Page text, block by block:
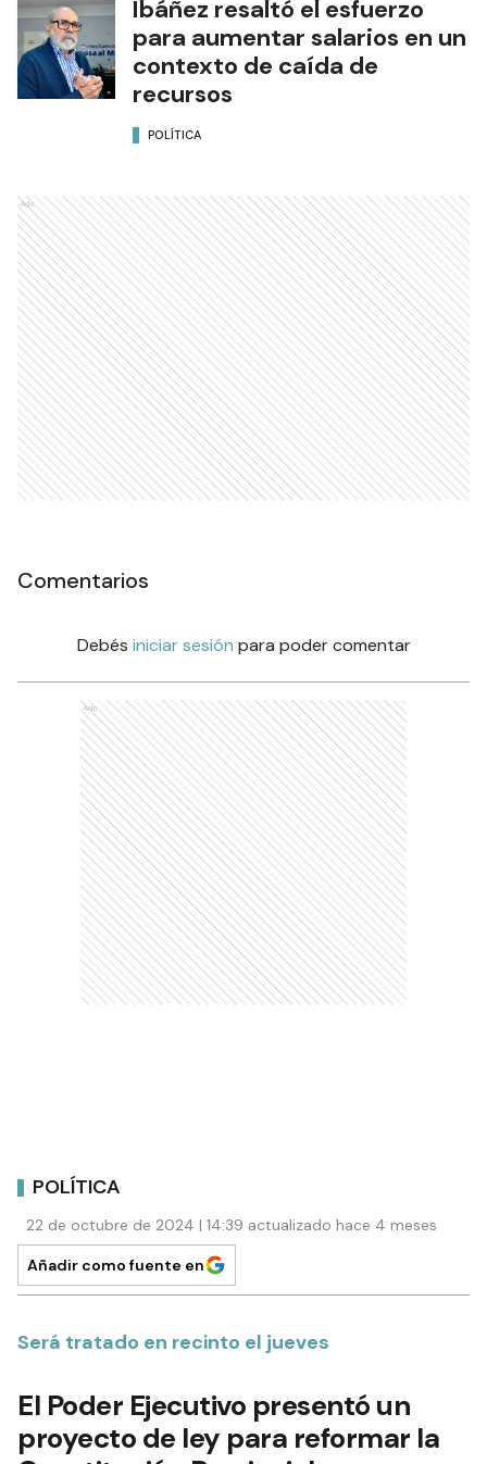
Ibáñez resaltó el esfuerzo
para aumentar salarios en un
contexto de caída de
recursos
POLÍTICA
Ads
Comentarios
Debés iniciar sesión para poder comentar
Ads
POLÍTICA
22 de octubre de 2024 | 14:39 actualizado hace 4 meses
Añadir como fuente en
Será tratado en recinto el jueves
El Poder Ejecutivo presentó un
proyecto de ley para reformar la